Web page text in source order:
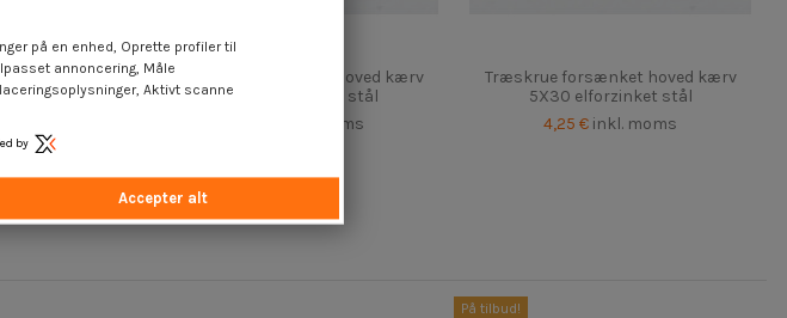
forsænket
elforzinket
Træskrue forsænket hoved kærv
4X20 elforzinket stål
inkl. moms
Træskrue forsænket hoved kærv
5X30 elforzinket stål
4,25 € inkl. moms
På tilbud!
på en enhed, Oprette profiler til
annoncering, Måle
Aktivt scanne
by
Accepter alt